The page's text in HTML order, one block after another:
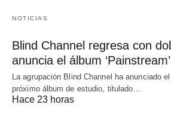
NOTICIAS
Blind Channel regresa con
anuncia el álbum ‘Painstream’
La agrupación Blind Channel ha anunciado
próximo álbum de estudio, titulado…
Hace 23 horas